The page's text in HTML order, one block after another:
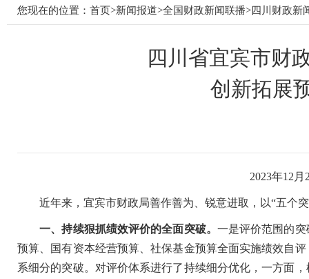
您现在的位置： 首页>新闻报道>全国财政新闻联播>四川财政新
四川省宜宾市财
创新拓展
2023年12月
近年来，宜宾市财政局善作善为、锐意进取，以“五个
一、持续狠抓绩效评价的全面突破。 一是评价范围的
预算、国有资本经营预算、社保基金预算全面实施绩效自
系细分的突破。对评价体系进行了持续细分优化，一方面